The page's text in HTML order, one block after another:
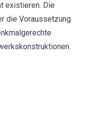
existieren. Die
die Voraussetzung